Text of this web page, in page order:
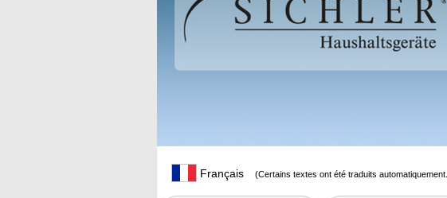
Français (Certains textes ont été traduits